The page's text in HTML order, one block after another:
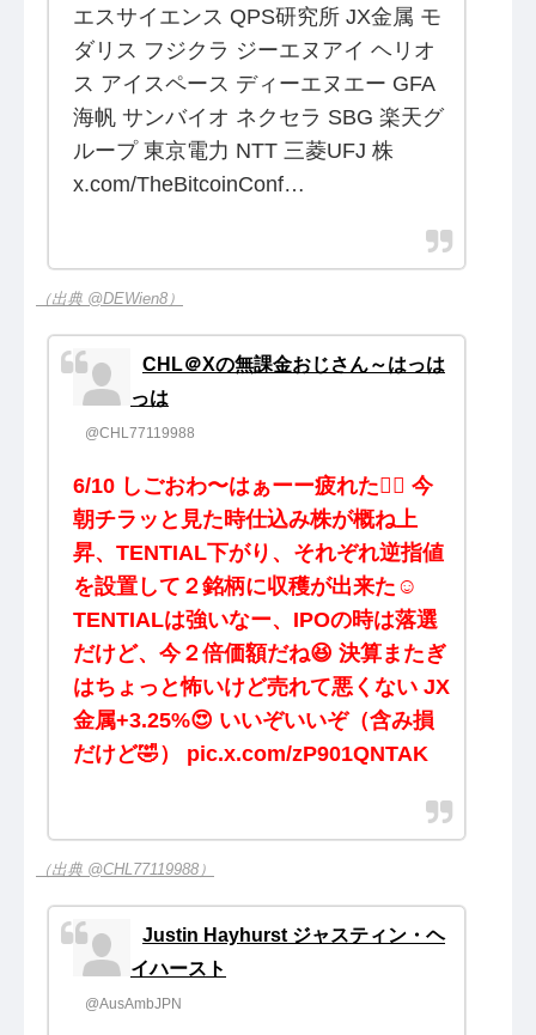
エスサイエンス QPS研究所 JX金属 モ
ダリス フジクラ ジーエヌアイ ヘリオ
ス アイスペース ディーエヌエー GFA
海帆 サンバイオ ネクセラ SBG 楽天グ
ループ 東京電力 NTT 三菱UFJ 株
x.com/TheBitcoinConf…
（出典 @DEWien8）
CHL＠Xの無課金おじさん～はっは
っは
@CHL77119988
6/10 しごおわ〜はぁーー疲れた😵‍💫 今
朝チラッと見た時仕込み株が概ね上
昇、TENTIAL下がり、それぞれ逆指値
を設置して２銘柄に収穫が出来た☺️
TENTIALは強いなー、IPOの時は落選
だけど、今２倍価額だね😆 決算またぎ
はちょっと怖いけど売れて悪くない JX
金属+3.25%😍 いいぞいいぞ（含み損
だけど🤣） pic.x.com/zP901QNTAK
（出典 @CHL77119988）
Justin Hayhurst ジャスティン・ヘ
イハースト
@AusAmbJPN